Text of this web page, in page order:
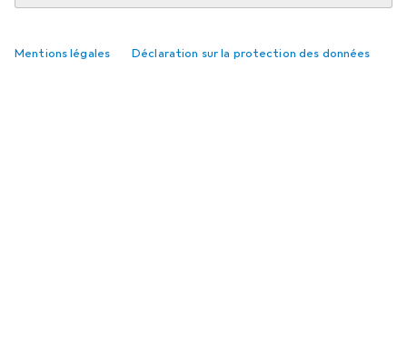
Mentions légales Déclaration sur la protection des données